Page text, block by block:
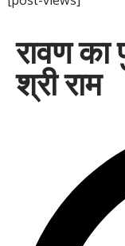
रावण का
श्री राम